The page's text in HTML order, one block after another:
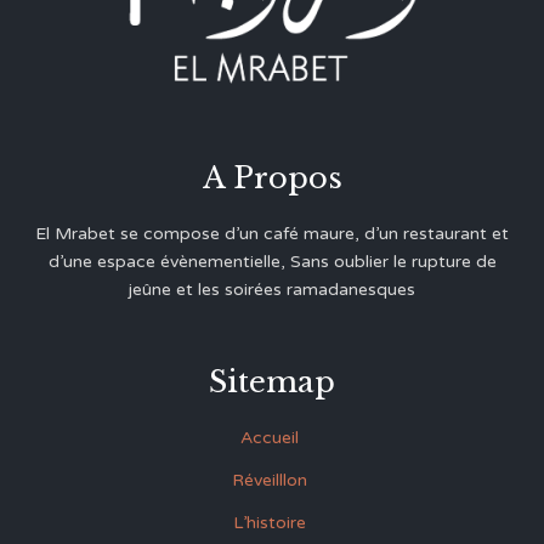
A Propos
El Mrabet se compose d’un café maure, d’un restaurant et
d’une espace évènementielle, Sans oublier le rupture de
jeûne et les soirées ramadanesques
Sitemap
Accueil
Réveilllon
L’histoire